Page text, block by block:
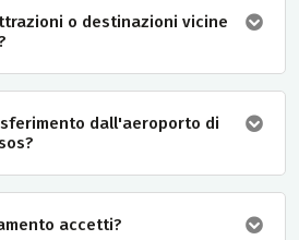
o destinazioni vicine
dall'aeroporto di
accetti?